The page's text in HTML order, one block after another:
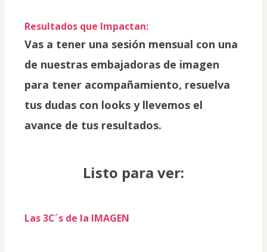
Resultados que Impactan:
Vas a tener una sesión mensual con una
de nuestras embajadoras de imagen
para tener acompañamiento, resuelva
tus dudas con looks y llevemos el
avance de tus resultados.
Listo para ver:
Las 3C´s de la IMAGEN